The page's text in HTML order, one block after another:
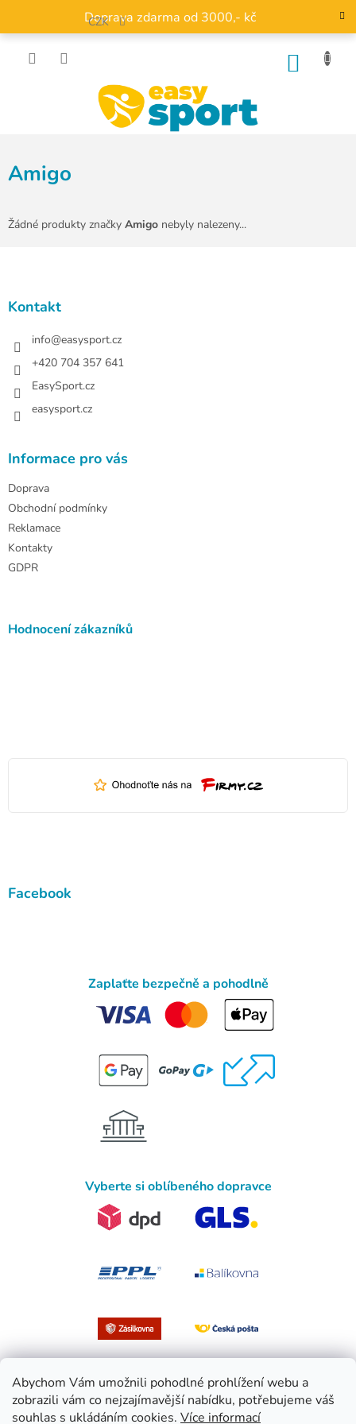
Abychom Vám umožnili pohodlné prohlížení webu a
zobrazili vám co nejzajímavější nabídku, potřebujeme váš
souhlas s ukládáním cookies. Více informací
obsah
Doprava zdarma od 3000,- kč
CZK
Amigo
Žádné produkty značky Amigo nebyly nalezeny...
Kontakt
info@easysport.cz
+420 704 357 641
EasySport.cz
easysport.cz
Informace pro vás
Doprava
Obchodní podmínky
Reklamace
Kontakty
GDPR
Hodnocení zákazníků
Facebook
Zaplaťte bezpečně a pohodlně
Vyberte si oblíbeného dopravce